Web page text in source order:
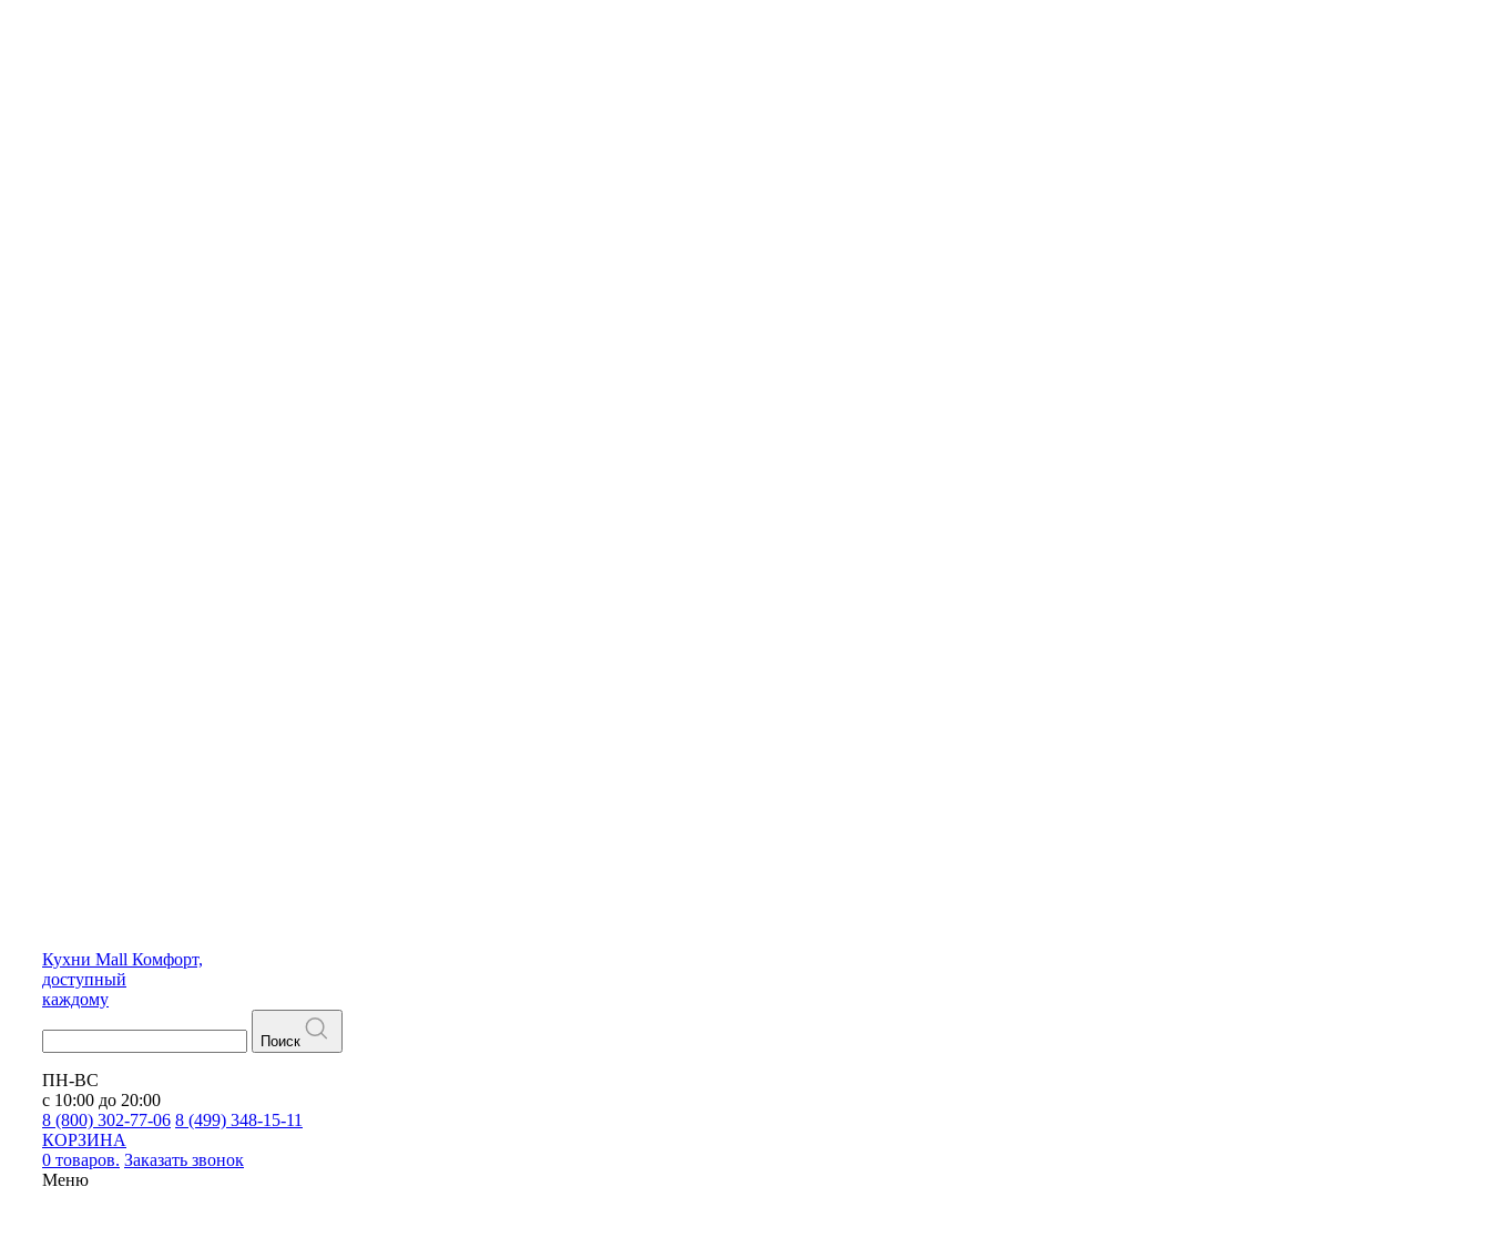
Кухни Mall Комфорт,
доступный
каждому
Поиск
ПН-ВС
с 10:00 до 20:00
8 (800) 302-77-06 8 (499) 348-15-11
КОРЗИНА
0 товаров. Заказать звонок
Меню